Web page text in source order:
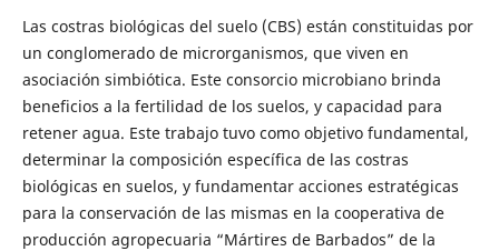
Las costras biológicas del suelo (CBS) están constituidas por
un conglomerado de microrganismos, que viven en
asociación simbiótica. Este consorcio microbiano brinda
beneficios a la fertilidad de los suelos, y capacidad para
retener agua. Este trabajo tuvo como objetivo fundamental,
determinar la composición específica de las costras
biológicas en suelos, y fundamentar acciones estratégicas
para la conservación de las mismas en la cooperativa de
producción agropecuaria “Mártires de Barbados” de la